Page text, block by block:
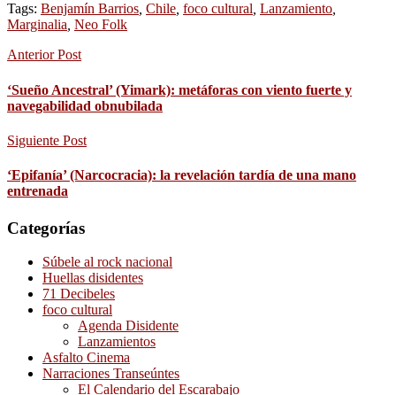
Tags: Benjamín Barrios, Chile, foco cultural, Lanzamiento,
Marginalia, Neo Folk
Anterior Post
‘Sueño Ancestral’ (Yimark): metáforas con viento fuerte y
navegabilidad obnubilada
Siguiente Post
‘Epifanía’ (Narcocracia): la revelación tardía de una mano
entrenada
Categorías
Súbele al rock nacional
Huellas disidentes
71 Decibeles
foco cultural
Agenda Disidente
Lanzamientos
Asfalto Cinema
Narraciones Transeúntes
El Calendario del Escarabajo